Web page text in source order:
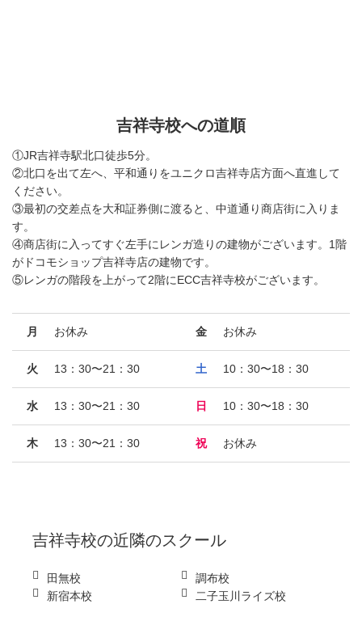
吉祥寺校への道順
①JR吉祥寺駅北口徒歩5分。
②北口を出て左へ、平和通りをユニクロ吉祥寺店方面へ直進して
ください。
③最初の交差点を大和証券側に渡ると、中道通り商店街に入りま
す。
④商店街に入ってすぐ左手にレンガ造りの建物がございます。1階
がドコモショップ吉祥寺店の建物です。
⑤レンガの階段を上がって2階にECC吉祥寺校がございます。
月 お休み
火 13：30〜21：30
水 13：30〜21：30
木 13：30〜21：30
金 お休み
土 10：30〜18：30
日 10：30〜18：30
祝 お休み
吉祥寺校の近隣のスクール
田無校
調布校
新宿本校
二子玉川ライズ校